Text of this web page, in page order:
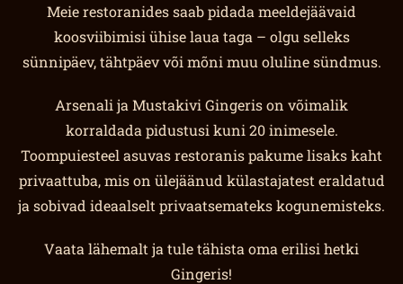
Meie restoranides saab pidada meeldejäävaid
koosviibimisi ühise laua taga – olgu selleks
sünnipäev, tähtpäev või mõni muu oluline sündmus.
Arsenali ja Mustakivi Gingeris on võimalik
korraldada pidustusi kuni 20 inimesele.
Toompuiesteel asuvas restoranis pakume lisaks kaht
privaattuba, mis on ülejäänud külastajatest eraldatud
ja sobivad ideaalselt privaatsemateks kogunemisteks.
Vaata lähemalt ja tule tähista oma erilisi hetki
Gingeris!